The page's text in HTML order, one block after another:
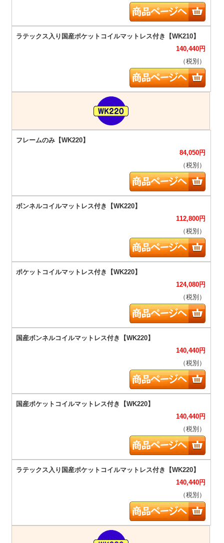
140,440円
（税別）
84,050円
（税別）
112,800円
（税別）
124,080円
（税別）
140,440円
（税別）
140,440円
（税別）
140,440円
（税別）